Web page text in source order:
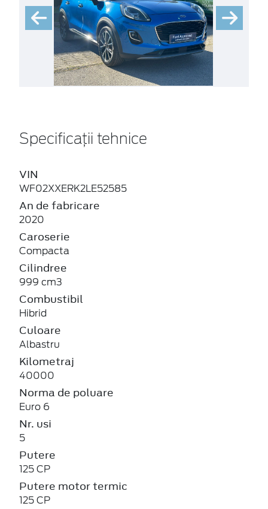
Specificații tehnice
VIN
WF02XXERK2LE52585
An de fabricare
2020
Caroserie
Compacta
Cilindree
999 cm3
Combustibil
Hibrid
Culoare
Albastru
Kilometraj
40000
Norma de poluare
Euro 6
Nr. usi
5
Putere
125 CP
Putere motor termic
125 CP